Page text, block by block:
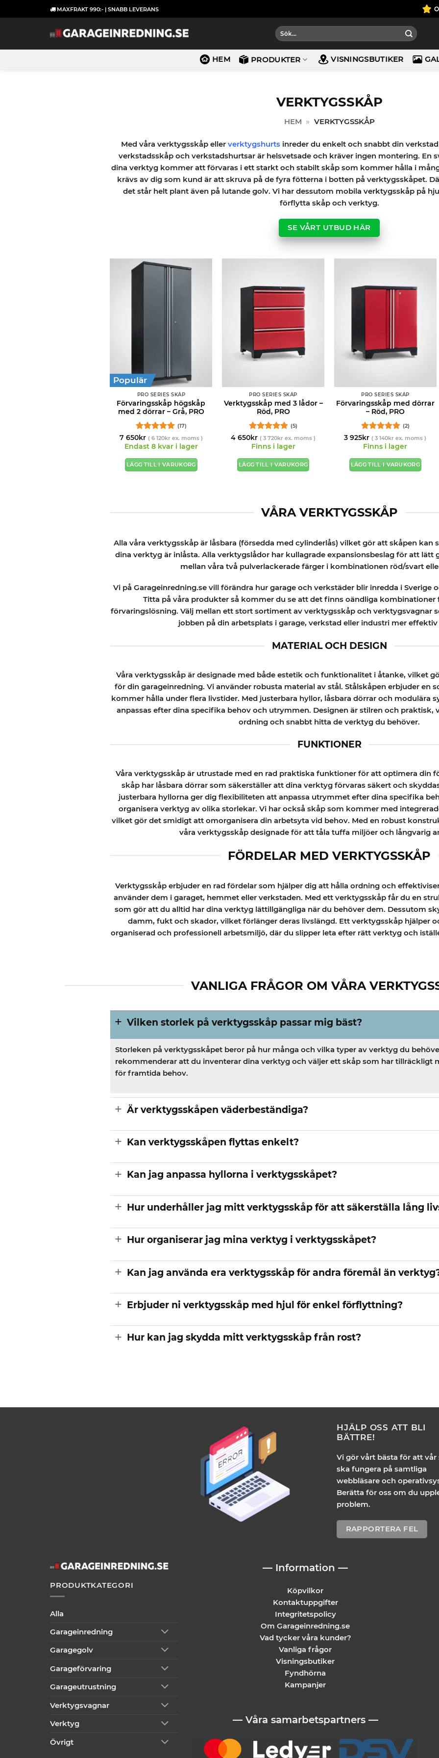
to
MAXFRAKT 990:- | SNABB LEVERANS
Sök
efter:
HEM PRODUKTER VISNINGSBUTIKER
VERKTYGSSKÅP
HEM » VERKTYGSSKÅP
Med våra verktygsskåp eller verktygshurts inreder du enkelt och snabbt din
verkstadsskåp och verkstadshurtsar är helsvetsade och kräver ingen montering. En
dina verktyg kommer att förvaras i ett starkt och stabilt skåp som kommer hålla i
krävs av dig som kund är att skruva på de fyra fötterna i botten på verktygsskåpet.
det står helt plant även på lutande golv. Vi har dessutom mobila verktygsskåp på
förflytta skåp och verktyg.
SE VÅRT UTBUD HÄR
Populär
PRO SERIES SKÅP
Förvaringsskåp högskåp
med 2 dörrar – Grå, PRO
Betygsatt5
av 5
(17)
7 650kr ( 6 120krex. moms )
Endast 8 kvar i lager
LÄGG TILL I VARUKORG
PRO SERIES SKÅP
Verktygsskåp med 3 lådor –
Röd, PRO
Betygsatt
4.8av 5
(5)
4 650kr (3 720kr ex. moms )
Finns i lager
LÄGG TILL I VARUKORG
PRO SERIES SKÅP
Förvaringsskåp med dörrar
– Röd, PRO
Betygsatt5
av 5
(2)
3 925kr (3 140kr ex. moms )
Finns i lager
LÄGG TILL I VARUKORG
VÅRA VERKTYGSSKÅP
Alla våra verktygsskåp är låsbara (försedda med cylinderlås) vilket gör att skåpen
dina verktyg är inlåsta. Alla verktygslådor har kullagrade expansionsbeslag för att lätt
mellan våra två pulverlackerade färger i kombinationen röd/svart
Vi på Garageinredning.se vill förändra hur garage och verkstäder blir inredda i Sverige
Titta på våra produkter så kommer du se att det finns oändliga
förvaringslösning. Välj mellan ett stort sortiment av verktygsskåp och verktygsvagnar
jobben på din arbetsplats i garage, verkstad eller industri mer effektiv
MATERIAL OCH DESIGN
Våra verktygsskåp är designade med både estetik och funktionalitet i åtanke, vilket
för din garageinredning. Vi använder robusta material av stål. Stålskåpen erbjuder en
kommer hålla under flera livstider. Med justerbara hyllor, låsbara dörrar och modulära
anpassas efter dina specifika behov och utrymmen. Designen är stilren och praktisk,
ordning och snabbt hitta de verktyg du behöver.
FUNKTIONER
Våra verktygsskåp är utrustade med en rad praktiska funktioner för att optimera din
skåp har låsbara dörrar som säkerställer att dina verktyg förvaras säkert och
justerbara hyllorna ger dig flexibiliteten att anpassa utrymmet efter dina specifika
organisera verktyg av olika storlekar. Vi har också skåp som kommer med
vilket gör det smidigt att omorganisera din arbetsyta vid behov. Med en robust
våra verktygsskåp designade för att tåla tuffa miljöer och långvarig
FÖRDELAR MED VERKTYGSSKÅP
Verktygsskåp erbjuder en rad fördelar som hjälper dig att hålla ordning och
använder dem i garaget, hemmet eller verkstaden. Med ett verktygsskåp får du en
som gör att du alltid har dina verktyg lättillgängliga när du behöver dem. Dessutom
damm, fukt och skador, vilket förlänger deras livslängd. Ett verktygsskåp hjälper
organiserad och professionell arbetsmiljö, där du slipper leta efter rätt verktyg och
VANLIGA FRÅGOR OM VÅRA
Vilken storlek på verktygsskåp passar mig bäst?
Storleken på verktygsskåpet beror på hur många och vilka typer av verktyg du
rekommenderar att du inventerar dina verktyg och väljer ett skåp som har tillräckligt
för framtida behov.
Är verktygsskåpen väderbeständiga?
Kan verktygsskåpen flyttas enkelt?
Kan jag anpassa hyllorna i verktygsskåpet?
Hur underhåller jag mitt verktygsskåp för att säkerställa lång
Hur organiserar jag mina verktyg i verktygsskåpet?
Kan jag använda era verktygsskåp för andra föremål än
Erbjuder ni verktygsskåp med hjul för enkel förflyttning?
Hur kan jag skydda mitt verktygsskåp från rost?
HJÄLP OSS ATT BLI
BÄTTRE!
Vi gör vårt bästa för att vår
ska fungera på samtliga
webbläsare och
Berätta för oss om du
problem.
RAPPORTERA FEL
PRODUKTKATEGORI
Alla
Garageinredning
Garagegolv
Garageförvaring
Garageutrustning
Verktygsvagnar
Verktyg
Övrigt
— Information —
Köpvilkor
Kontaktuppgifter
Integritetspolicy
Om Garageinredning.se
Vad tycker våra kunder?
Vanliga frågor
Visningsbutiker
Fyndhörna
Kampanjer
— Våra samarbetspartners —